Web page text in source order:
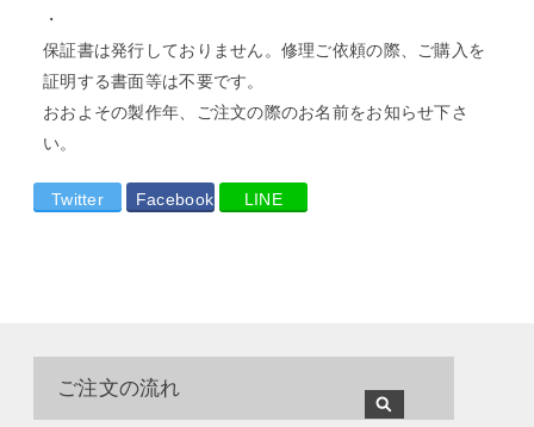
・
保証書は発行しておりません。修理ご依頼の際、ご購入を
証明する書面等は不要です。
おおよその製作年、ご注文の際のお名前をお知らせ下さ
い。
Twitter Facebook LINE
ご注文の流れ